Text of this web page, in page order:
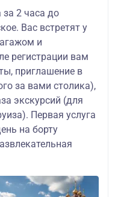
за 2 часа до
Вас встретят у
и
регистрации вам
приглашение в
за вами столика),
экскурсий (для
Первая услуга
на борту